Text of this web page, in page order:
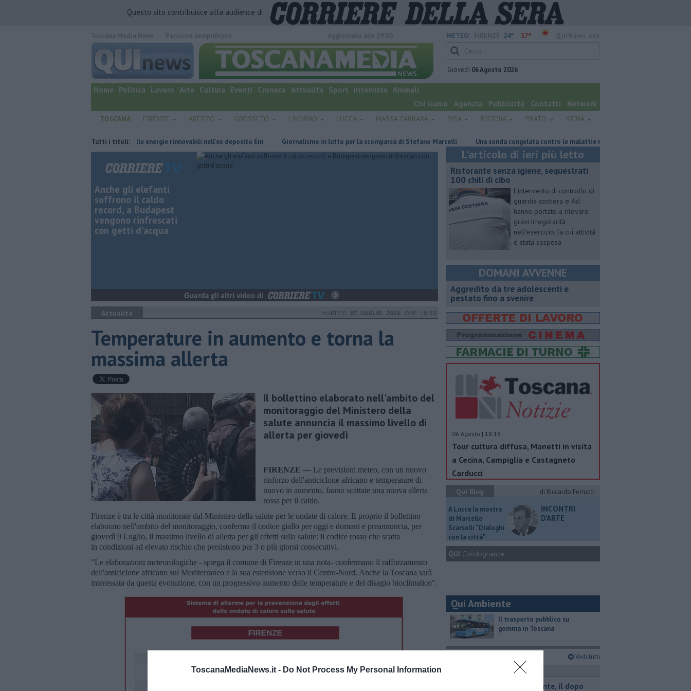
ToscanaMediaNews.it - Do Not Process My Personal Information
Questo sito contribuisce alla audience di
quotidiano online.
METEO: 24° 37°
Giovedì 06 Agosto 2026
Home Politica Lavoro Arte Cultura Eventi Cronaca Attualità Sport Interviste Animali
Chi siamo
Agenzia Pubblicità Contatti Network
TOSCANA FIRENZE AREZZO GROSSETO LIVORNO LUCCA MASSA CARRARA PISA PISTOIA PRATO SIENA
Tutti i titoli:
Hub delle energie rinnovabili nell'ex deposito Eni Giornalismo in lutto per la scomparsa di Stefano Marcelli Una sonda congelata contro le malattie rare del polmone
Anche gli elefanti
soffrono il caldo
record, a Budapest
vengono rinfrescati
con getti d'acqua
Attualità MARTEDÌ 07 LUGLIO 2026 ORE 18:30
Temperature in aumento e torna la
massima allerta
Il bollettino elaborato nell'ambito del
monitoraggio del Ministero della
salute annuncia il massimo livello di
allerta per giovedì
FIRENZE — Le previsioni meteo, con un nuovo
rinforzo dell'anticiclone africano e temperature di
nuovo in aumento, fanno scattate una nuova allerta
rossa per il caldo.
Firenze è tra le città monitorate dal Ministero della salute per le ondate di calore. E proprio il bollettino
elaborato nell'ambito del monitoraggio, conferma il codice giallo per oggi e domani e preannuncia, per
giovedì 9 Luglio, il massimo livello di allerta per gli effetti sulla salute: il codice rosso che scatta
in condizioni ad elevato rischio che persistono per 3 o più giorni consecutivi.
"Le elaborazioni meteorologiche - spiega il comune di Firenze in una nota- confermano il rafforzamento
dell'anticiclone africano sul Mediterraneo e la sua estensione verso il Centro-Nord. Anche la Toscana sarà
interessata da questa evoluzione, con un progressivo aumento delle temperature e del disagio bioclimatico".
L'articolo di ieri più letto
Ristorante senza igiene, sequestrati
100 chili di cibo
L'intervento di controllo di
guardia costiera e Asl
hanno portato a rilevare
gravi irregolarità
nell'esercizio, la cui attività
è stata sospesa
DOMANI AVVENNE
Aggredito da tre adolescenti e
pestato fino a svenire
06 Agosto | 18.16
Tour cultura diffusa, Manetti in visita
a Cecina, Campiglia e Castagneto
Carducci
Qui Blog
di Riccardo Ferrucci
A Lucca la mostra
di Marcello
Scarselli “Dialoghi
con la città"
INCONTRI
D'ARTE
QUI Condoglianze
Qui Ambiente
​Il trasporto pubblico su
gomma in Toscana
Ultimi articoli Vedi tutti
Retiambiente, il dopo